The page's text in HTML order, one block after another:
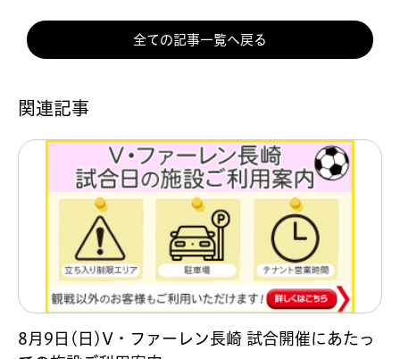
全ての記事一覧へ戻る
関連記事
8月9日(日)V・ファーレン長崎 試合開催にあたっ